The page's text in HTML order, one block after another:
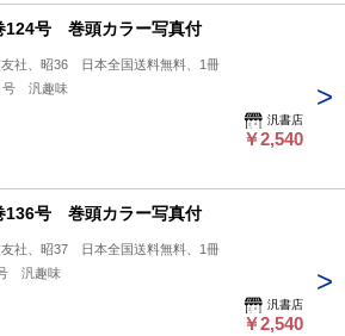
124号 巻頭カラー写真付
社、昭36 日本全国送料無料、1冊
汎趣味
汎書店
￥2,540
136号 巻頭カラー写真付
社、昭37 日本全国送料無料、1冊
汎趣味
汎書店
￥2,540